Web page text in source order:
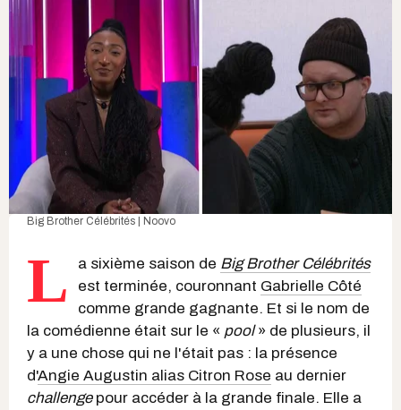
Big Brother Célébrités | Noovo
L a sixième saison de Big Brother Célébrités
est terminée, couronnant Gabrielle Côté
comme grande gagnante. Et si le nom de
la comédienne était sur le « pool» de plusieurs, il
y a une chose qui ne l'était pas : la présence
d'Angie Augustin alias Citron Rose au dernier
challengepour accéder à la grande finale. Elle a